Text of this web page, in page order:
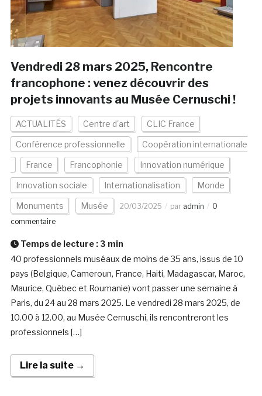
Vendredi 28 mars 2025, Rencontre
francophone : venez découvrir des
projets innovants au Musée Cernuschi !
ACTUALITÉS Centre d'art CLIC France
Conférence professionnelle Coopération internationale
France Francophonie Innovation numérique
Innovation sociale Internationalisation Monde
Monuments Musée 20/03/2025 par admin
0
commentaire
Temps de lecture : 3 min
40 professionnels muséaux de moins de 35 ans, issus de 10
pays (Belgique, Cameroun, France, Haiti, Madagascar, Maroc,
Maurice, Québec et Roumanie) vont passer une semaine à
Paris, du 24 au 28 mars 2025. Le vendredi 28 mars 2025, de
10.00 à 12.00, au Musée Cernuschi, ils rencontreront les
professionnels […]
Lire la suite →